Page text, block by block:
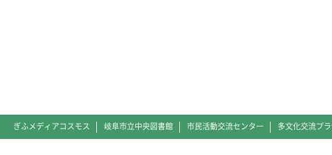
ぎふメディアコスモス 岐阜市立中央図書館 市民活動交流センター 多文化交流プ